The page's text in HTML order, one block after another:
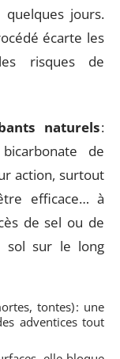
jours.
écarte les
risques de
naturels:
de
action, surtout
efficace… à
de sel ou de
sol sur le long
tontes) : une
adventices tout